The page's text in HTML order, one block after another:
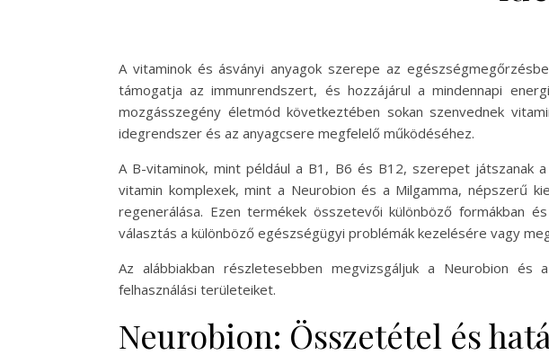
A vitaminok és ásványi anyagok szerepe az
támogatja az immunrendszert, és hozzájárul a mindennapi
mozgásszegény életmód következtében sokan szenvednek
idegrendszer és az anyagcsere megfelelő működéséhez.
A B-vitaminok, mint például a B1, B6 és B12, szerepet játszanak
vitamin komplexek, mint a Neurobion és a Milgamma, népszerű
regenerálása. Ezen termékek összetevői különböző formákban
választás a különböző egészségügyi problémák kezelésére vagy
Az alábbiakban részletesebben megvizsgáljuk a Neurobion és
felhasználási területeiket.
Neurobion: Összetétel és